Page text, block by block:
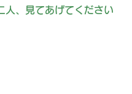
人、見てあげてください